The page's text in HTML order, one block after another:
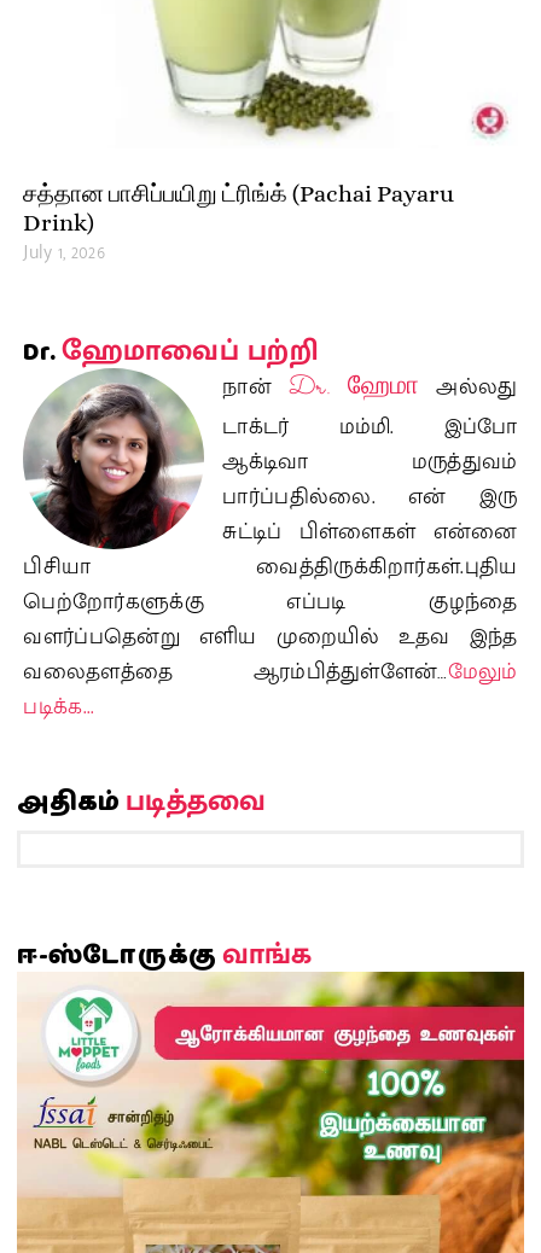
சத்தான பாசிப்பயிறு ட்ரிங்க் (Pachai Payaru
Drink)
July 1, 2026
Dr.ஹேமாவைப் பற்றி
நான் Dr. ஹேமா அல்லது
டாக்டர் மம்மி. இப்போ
ஆக்டிவா மருத்துவம்
பார்ப்பதில்லை. என் இரு
சுட்டிப் பிள்ளைகள் என்னை
பிசியா வைத்திருக்கிறார்கள்.புதிய
பெற்றோர்களுக்கு எப்படி குழந்தை
வளர்ப்பதென்று எளிய முறையில் உதவ இந்த
வலைதளத்தை ஆரம்பித்துள்ளேன்…மேலும்
படிக்க...
அதிகம் படித்தவை
ஈ-ஸ்டோருக்குவாங்க